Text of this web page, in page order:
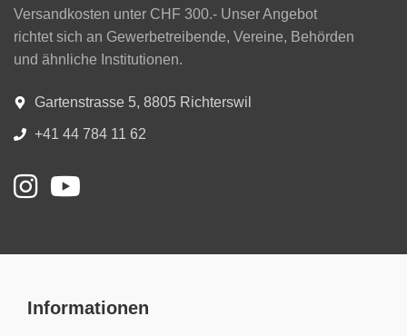
Versandkosten unter CHF 300.- Unser Angebot
richtet sich an Gewerbetreibende, Vereine, Behörden
und ähnliche Institutionen.
Gartenstrasse 5, 8805 Richterswil
+41 44 784 11 62
Informationen